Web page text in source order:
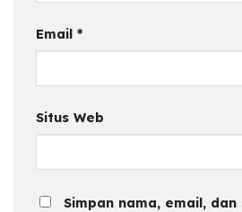
Email *
Situs Web
Simpan nama, email,